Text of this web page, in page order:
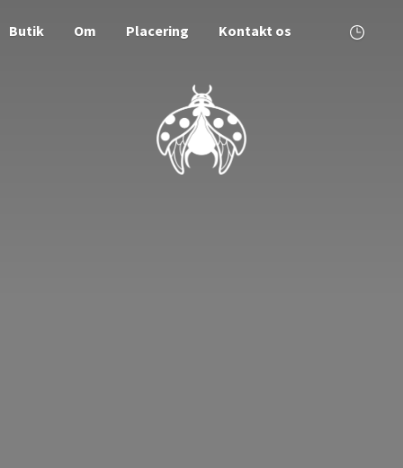
Butik Om Placering Kontakt os